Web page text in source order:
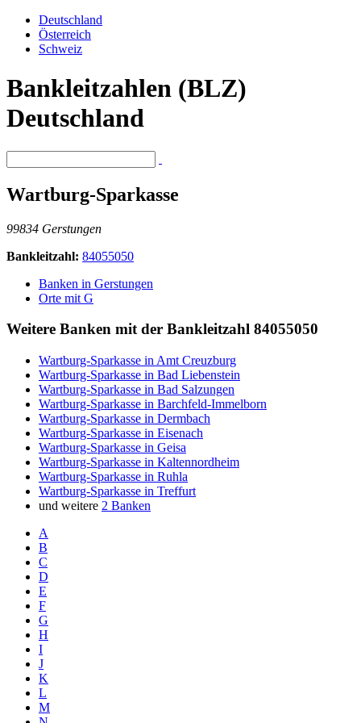
Deutschland
Österreich
Schweiz
Bankleitzahlen (BLZ)
Deutschland
Wartburg-Sparkasse
99834 Gerstungen
Bankleitzahl: 84055050
Banken in Gerstungen
Orte mit G
Weitere Banken mit der Bankleitzahl 84055050
Wartburg-Sparkasse in Amt Creuzburg
Wartburg-Sparkasse in Bad Liebenstein
Wartburg-Sparkasse in Bad Salzungen
Wartburg-Sparkasse in Barchfeld-Immelborn
Wartburg-Sparkasse in Dermbach
Wartburg-Sparkasse in Eisenach
Wartburg-Sparkasse in Geisa
Wartburg-Sparkasse in Kaltennordheim
Wartburg-Sparkasse in Ruhla
Wartburg-Sparkasse in Treffurt
und weitere 2 Banken
A
B
C
D
E
F
G
H
I
J
K
L
M